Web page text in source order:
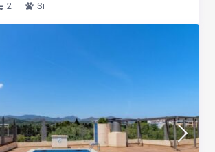
2 Si